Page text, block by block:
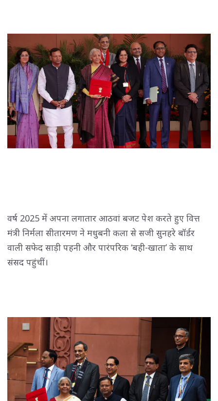
वर्ष 2025 में अपना लगातार आठवां बजट पेश करते हुए वित्त
मंत्री निर्मला सीतारमण ने मधुबनी कला से सजी सुनहरे बॉर्डर
वाली सफेद साड़ी पहनी और पारंपरिक ‘बही-खाता’ के साथ
संसद पहुंचीं।